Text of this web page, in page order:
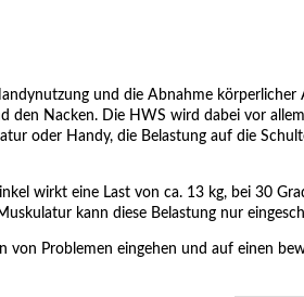
und die Abnahme körperlicher
den Nacken. Die HWS wird dabei vor
oder Handy, die Belastung auf die
wirkt eine Last von ca. 13 kg, bei 30
kann diese Belastung nur
von Problemen eingehen und auf einen